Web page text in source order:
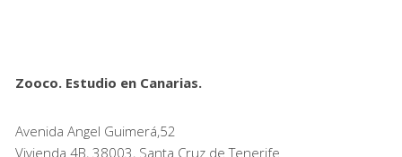
Zooco. Estudio en Canarias.
Avenida Angel Guimerá,52
Vivienda 4B, 38003, Santa Cruz de Tenerife